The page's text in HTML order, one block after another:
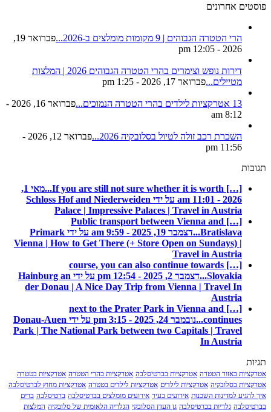
פוסטים אחרונים
הרי הטטרה הגבוהים | 9 מקומות מומלצים ב-2026...
פברואר 19,
2026 - 12:05 pm
דירות נופש וצימרים בהרי הטטרה הגבוהים 2026 | המלצות
מטיילים...פברואר 17, 2026 - 1:25 pm
13 אטרקציות לילדים בהרי הטטרה הנמוכים...
פברואר 16, 2026 -
8:12 am
השכרת רכב זולה לטיול בסלובקיה 2026...
פברואר 12, 2026 -
11:56 pm
תגובות
[…] If you are still not sure whether it is worth...
מאי 1,
2026 - 11:01 am על ידי Schloss Hof and Niederweiden
Palace | Impressive Palaces | Travel in Austria
[…] Public transport between Vienna and
Bratislava...
דצמבר 19, 2025 - 9:59 am על ידי Primark
Vienna | How to Get There (+ Store Open on Sundays) |
Travel in Austria
[…] course, you can also continue towards
Slovakia...
דצמבר 2, 2025 - 12:54 pm על ידי Hainburg an
der Donau | A Nice Day Trip from Vienna | Travel In
Austria
[…] next to the Prater Park in Vienna and
continues...
נובמבר 24, 2025 - 3:15 pm על ידי Donau-Auen
Park | The National Park between two Capitals | Travel
In Austria
תגיות
אטרקציות באזור הטטרה אטרקציות בברטיסלבה אטרקציות בהרי הטטרה אטרקציות בטטרה
אטרקציות בסלובקיה אטרקציות לילדים אטרקציות לילדים בטטרה אטרקציות מחוץ לברטיסלבה
איך להגיע למדינות השכנות אירועים בעיר אירועים מומלצים בברטיסלבה ברטיסלבה ברים
בברטיסלבה גלריות בברטיסלבה גן העדן הסלובקי הגלריה הלאומית של סלובקיה המלצות